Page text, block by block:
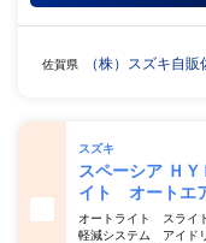
佐賀県 （株）スズキ自
スズキ
スペーシア Ｈ
イト オートエ
オートライト スライ
軽減システム アイド